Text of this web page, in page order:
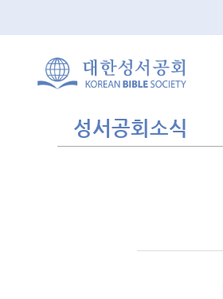
성서공회소식